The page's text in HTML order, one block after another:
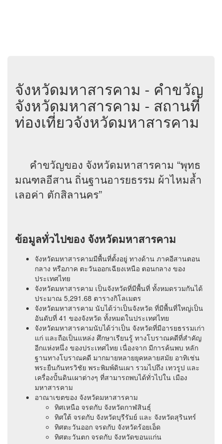
จังหวัดมหาสารคาม - คำขวัญ
จังหวัดมหาสารคาม - สถานที่
ท่องเที่ยวจังหวัดมหาสารคาม
คำขวัญของ จังหวัดมหาสารคาม “พุทธ
มณฑลอีสาน ถิ่นฐานอารยธรรม ผ้าไหมล้ำ
เลอค่า ตักสิลานคร”
ข้อมูลทั่วไปของ จังหวัดมหาสารคาม
จังหวัดมหาสารคามมีพื้นที่ตั้งอยู่ ทางด้าน ภาคอีสานตอน
กลาง หรือภาค ตะวันออกเฉียงเหนือ ตอนกลาง ของ
ประเทศไทย
จังหวัดมหาสารคาม เป็นจังหวัดที่มีพื้นที่ ทั้งหมดรวมกันได้
ประมาณ 5,291.68 ตารางกิโลเมตร
จังหวัดมหาสารคาม นับได้ว่าเป็นจังหวัด ที่มีพื้นที่ใหญ่เป็น
อันดับที่ 41 ของจังหวัด ทั้งหมดในประเทศไทย
จังหวัดมหาสารคามนับได้ว่าเป็น จังหวัดที่มีอารยธรรมเก่า
แก่ และถือเป็นแหล่ง ศึกษาเรียนรู้ ทางโบราณคดีที่สำคัญ
อีกแห่งหนึ่ง ของประเทศไทย เนื่องจาก มีการค้นพบ หลัก
ฐานทางโบราณคดี มากมายหลายยุคหลายสมัย อาทิเช่น
พระยืนกันทรวิชัย พระพิมพ์ดินเผา รวมไปถึง เทวรูป และ
เครื่องปั้นดินเผาต่างๆ ที่สามารถพบได้ทั่วไปใน เมือง
มหาสารคาม
อาณาเขตของ จังหวัดมหาสารคาม
ทิศเหนือ จรดกับ จังหวัดกาฬสินธุ์
ทิศใต้ จรดกับ จังหวัดบุรีรัมย์ และ จังหวัดสุรินทร์
ทิศตะวันออก จรดกับ จังหวัดร้อยเอ็ด
ทิศตะวันตก จรดกับ จังหวัดขอนแก่น